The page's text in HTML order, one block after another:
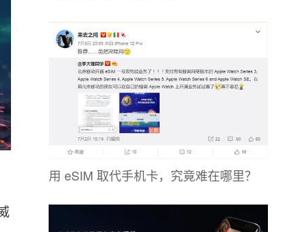
用 eSIM 取代手机卡，究竟难在哪里？